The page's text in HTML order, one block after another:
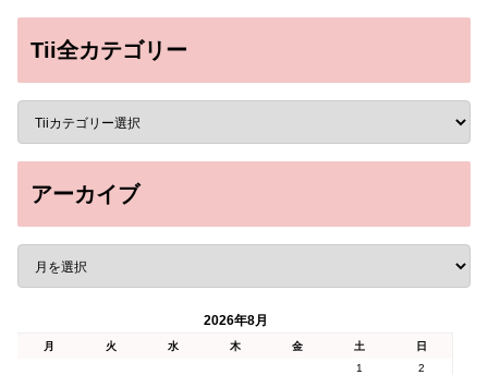
Tii全カテゴリー
アーカイブ
2026年8月
月 火 水 木 金 土
日
1
2